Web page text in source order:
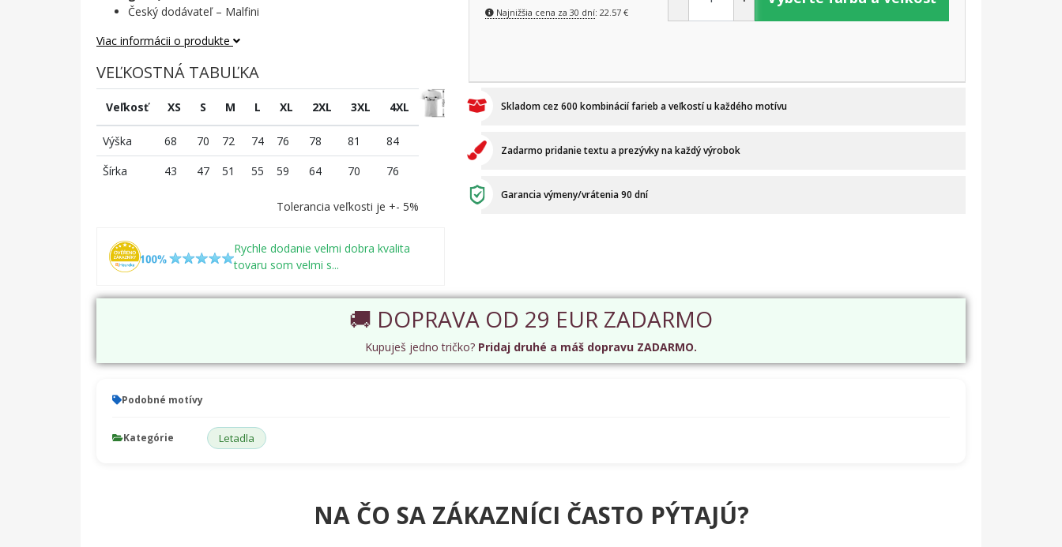
Český dodávateľ – Malfini
Viac informácii o produkte
VEĽKOSTNÁ TABUĽKA
Veľkosť XS S M L XL 2XL 3XL 4XL
Výška 68 70 72 74 76 78 81
84
Šírka
43 47 51 55 59 64 70 76
Tolerancia veľkosti je +- 5%
Rychle dodanie velmi dobra kvalita
tovaru som velmi s...
Najnižšia cena za 30 dní: 22.57€
Skladom cez 600 kombinácií farieb a veľkostí u každého motívu
Zadarmo pridanie textu a prezývky na každý výrobok
Garancia výmeny/vrátenia 90 dní
🚚 DOPRAVA OD 29 EUR ZADARMO
Kupuješ jedno tričko? Pridaj druhé a máš dopravu ZADARMO.
Podobné motívy
Kategórie Letadla
NA ČO SA ZÁKAZNÍCI ČASTO PÝTAJÚ?